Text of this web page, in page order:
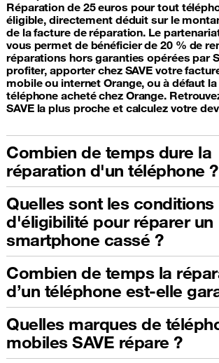
Réparation de 25 euros pour tout
éligible, directement déduit sur le
de la facture de réparation. Le
vous permet de bénéficier de 20 % de
réparations hors garanties opérées par
profiter, apporter chez SAVE votre
mobile ou internet Orange, ou à défaut
téléphone acheté chez Orange.
SAVE la plus proche et calculez votre
Combien de temps dure la
réparation d'un téléphone ?
Quelles sont les conditions
d'éligibilité pour réparer un
smartphone cassé ?
Combien de temps la
d’un téléphone est-elle
Quelles marques de
mobiles SAVE répare ?